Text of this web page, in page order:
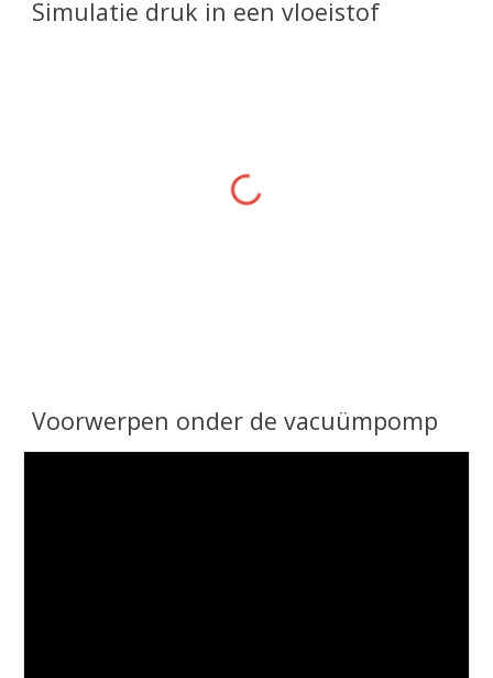
Simulatie druk in een vloeistof
Voorwerpen onder de vacuümpomp